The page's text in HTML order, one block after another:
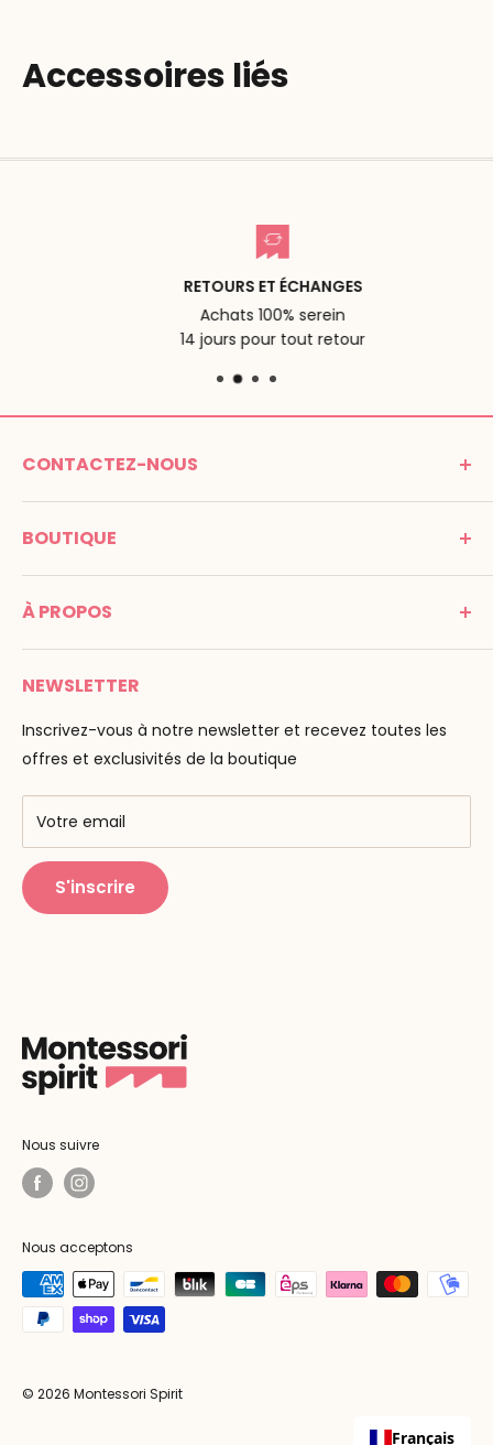
Accessoires liés
RETOURS ET ÉCHANGES
Achats 100% serein
14 jours pour tout retour
CONTACTEZ-NOUS
MONTESSORI SPIRIT
Promenade Jean Dalba
Tél : 05 53 61 21 26
Email :info@montessori-spirit.com
BOUTIQUE
C G V
Mentions légales
Paiement
Livraison
F.A.Q
À PROPOS
Montessori Spirit
Maria Montessori
La pédagogie
Nos marques
Centres de formation
Public Montessori
NEWSLETTER
Inscrivez-vous à notre newsletter et recevez toutes les
offres et exclusivités de la boutique
Votre email
S'inscrire
Nous suivre
Nous acceptons
© 2026 Montessori Spirit
Français